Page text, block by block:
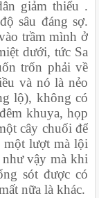
giảm thiểu .
sâu đáng sợ.
trầm mình ở
dưới, tức Sa
trốn phải về
và nó là nẻo
lộ), không có
khuya, họp
cây chuối để
một lượt mà lội
vậy mà khi
sót được có
nữa là khác.